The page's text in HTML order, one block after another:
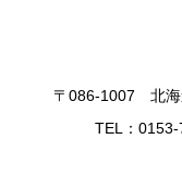
〒086-1007 北海
TEL：